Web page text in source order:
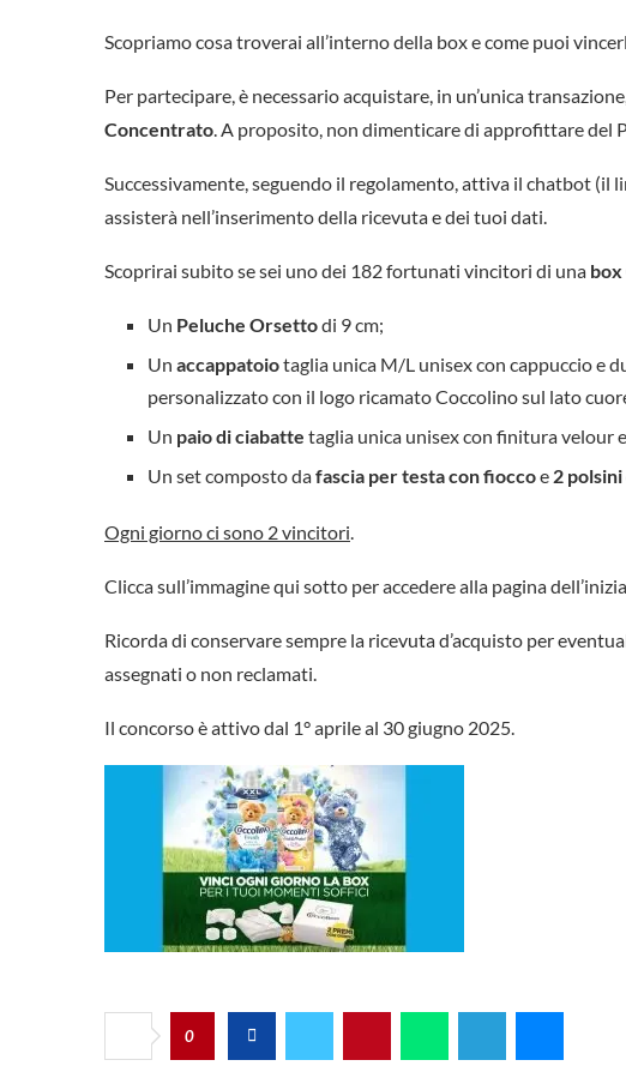
Scopriamo cosa troverai all’interno della box e come puoi
Per partecipare, è necessario acquistare, in un’unica
Concentrato. A proposito, non dimenticare di approfittare del
Successivamente, seguendo il regolamento, attiva il chatbot (il
assisterà nell’inserimento della ricevuta e dei tuoi dati.
Scoprirai subito se sei uno dei 182 fortunati vincitori di una
Un Peluche Orsettodi 9 cm;
Un accappatoiotaglia unica M/L unisex con cappuccio e
personalizzato con il logo ricamato Coccolino sul lato
Un paio di ciabatte taglia unica unisex con finitura velour
Un set composto dafascia per testa con fioccoe 2
Ogni giorno ci sono 2 vincitori.
Clicca sull’immagine qui sotto per accedere alla pagina
Ricorda di conservare sempre la ricevuta d’acquisto per
assegnati o non reclamati.
Il concorso è attivo dal 1° aprile al 30 giugno 2025.
0